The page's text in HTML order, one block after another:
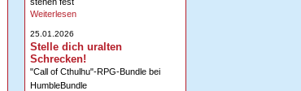
Weiterlesen
25.01.2026
Stelle dich uralten
Schrecken!
"Call of Cthulhu"-RPG-Bundle bei
HumbleBundle